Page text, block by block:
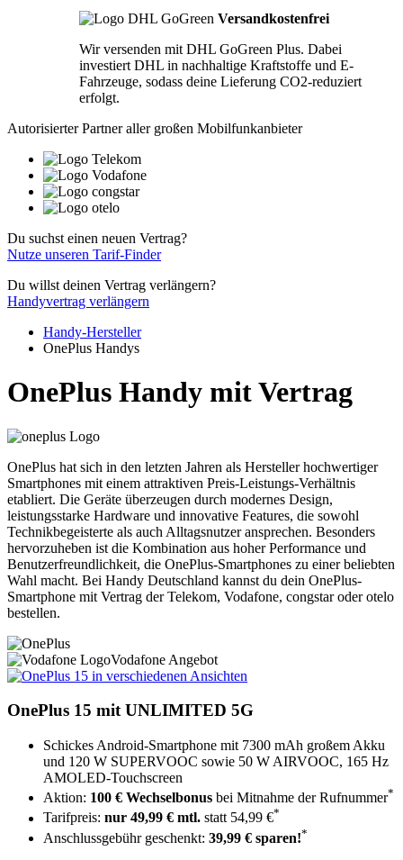
Versandkostenfrei
Wir versenden mit DHL GoGreen Plus. Dabei
investiert DHL in nachhaltige Kraftstoffe und E-
Fahrzeuge, sodass deine Lieferung CO2-reduziert
erfolgt.
Autorisierter Partner aller großen Mobilfunkanbieter
Du suchst einen neuen Vertrag?
Nutze unseren Tarif-Finder
Du willst deinen Vertrag verlängern?
Handyvertrag verlängern
Handy-Hersteller
OnePlus Handys
OnePlus Handy mit Vertrag
OnePlus hat sich in den letzten Jahren als Hersteller hochwertiger
Smartphones mit einem attraktiven Preis-Leistungs-Verhältnis
etabliert. Die Geräte überzeugen durch modernes Design,
leistungsstarke Hardware und innovative Features, die sowohl
Technikbegeisterte als auch Alltagsnutzer ansprechen. Besonders
hervorzuheben ist die Kombination aus hoher Performance und
Benutzerfreundlichkeit, die OnePlus-Smartphones zu einer beliebten
Wahl macht. Bei Handy Deutschland kannst du dein OnePlus-
Smartphone mit Vertrag der Telekom, Vodafone, congstar oder otelo
bestellen.
Vodafone Angebot
OnePlus 15 mit UNLIMITED 5G
Schickes Android-Smartphone mit 7300 mAh großem Akku
und 120 W SUPERVOOC sowie 50 W AIRVOOC, 165 Hz
AMOLED-Touchscreen
Aktion: 100 € Wechselbonus bei Mitnahme der Rufnummer*
Tarifpreis: nur 49,99 € mtl. statt 54,99 €*
Anschlussgebühr geschenkt: 39,99 € sparen!*